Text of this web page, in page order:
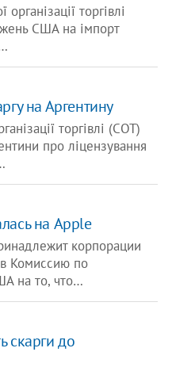
торгівлі
США на імпорт
на Аргентину
торгівлі (СОТ)
про ліцензування
на Apple
корпорации
Комиссию по
на то, что…
скарги до